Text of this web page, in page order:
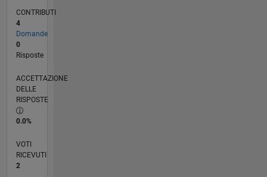
CONTRIBUTI
4
Domande
0
Risposte
ACCETTAZIONE
DELLE
RISPOSTE
0.0%
VOTI
RICEVUTI
2